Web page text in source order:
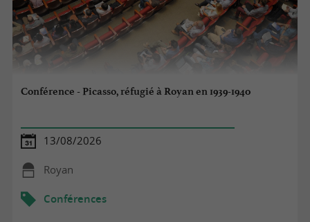
Conférence - Picasso, réfugié à Royan en 1939-1940
13/08/2026
Royan
Conférences